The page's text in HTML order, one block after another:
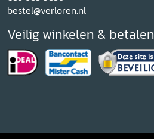
bestel@verloren.nl
Veilig winkelen & betalen